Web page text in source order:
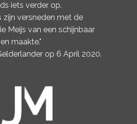
iets verder op.
zijn versneden met de
Meijs van een schijnbaar
maakte."
op 6 April 2020.